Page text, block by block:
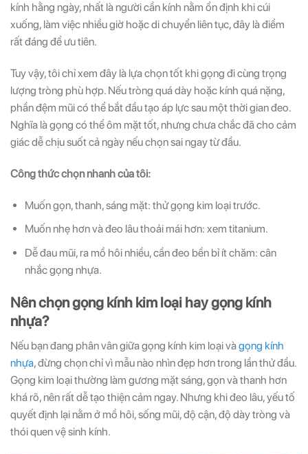
kính hằng ngày, nhất là người cần kính nằm ổn định khi cúi
xuống, làm việc nhiều giờ hoặc di chuyển liên tục, đây là điểm
rất đáng để ưu tiên.
Tuy vậy, tôi chỉ xem đây là lựa chọn tốt khi gọng đi cùng trọng
lượng tròng phù hợp. Nếu tròng quá dày hoặc kính quá nặng,
phần đệm mũi có thể bắt đầu tạo áp lực sau một thời gian đeo.
Nghĩa là gọng có thể ôm mặt tốt, nhưng chưa chắc đã cho cảm
giác dễ chịu suốt cả ngày nếu chọn sai ngay từ đầu.
Công thức chọn nhanh của tôi:
Muốn gọn, thanh, sáng mặt: thử gọng kim loại trước.
Muốn nhẹ hơn và đeo lâu thoải mái hơn: xem titanium.
Dễ đau mũi, ra mồ hôi nhiều, cần đeo bền bỉ ít chăm: cân
nhắc gọng nhựa.
Nên chọn gọng kính kim loại hay gọng kính
nhựa?
Nếu bạn đang phân vân giữa gọng kính kim loại vàgọng kính
nhựa, đừng chọn chỉ vì mẫu nào nhìn đẹp hơn trong lần thử đầu.
Gọng kim loại thường làm gương mặt sáng, gọn và thanh hơn
khá rõ, nên rất dễ tạo thiện cảm ngay. Nhưng khi đeo lâu, yếu tố
quyết định lại nằm ở mồ hôi, sống mũi, độ cận, độ dày tròng và
thói quen vệ sinh kính.